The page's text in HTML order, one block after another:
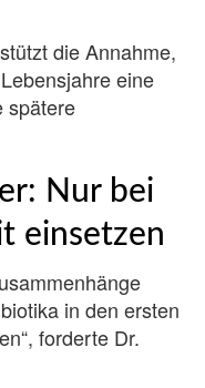
die Annahme,
eine
spätere
Nur bei
einsetzen
in den ersten
forderte Dr.